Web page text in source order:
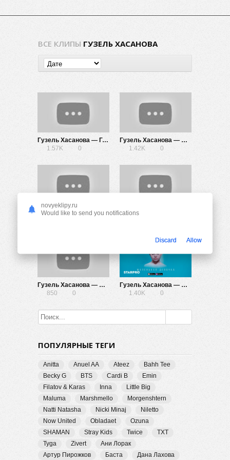
ВСЕ КЛИПЫ ГУЗЕЛЬ ХАСАНОВА
Гузель Хасанова — Главное
1.57K
0
Гузель Хасанова — Не плачь
1.42K
0
Гузель Хасанова — В пять утра
Гузель Хасанова — Не о тебе
850
0
Гузель Хасанова — Маленькая девочка
1.40K
0
ПОПУЛЯРНЫЕ ТЕГИ
Anitta Anuel AA Ateez
Bahh Tee
Becky G
BTS Cardi B
Emin
Filatov & Karas
Inna
Little Big
Maluma
Marshmello
Morgenshtern
Natti Natasha
Nicki Minaj
Niletto
Now United
Obladaet
Ozuna
SHAMAN
Stray Kids Twice
TXT
Tyga
Zivert
Ани Лорак
Артур Пирожков
Баста Дана Лахова
novyeklipy.ru
Would like to send you notifications
Discard Allow